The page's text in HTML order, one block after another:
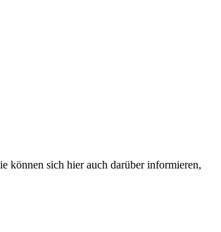
können sich hier auch darüber informieren,